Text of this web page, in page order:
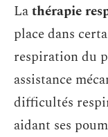
Lathérapie
place dans
respiration du
assistance
difficultés
aidant ses